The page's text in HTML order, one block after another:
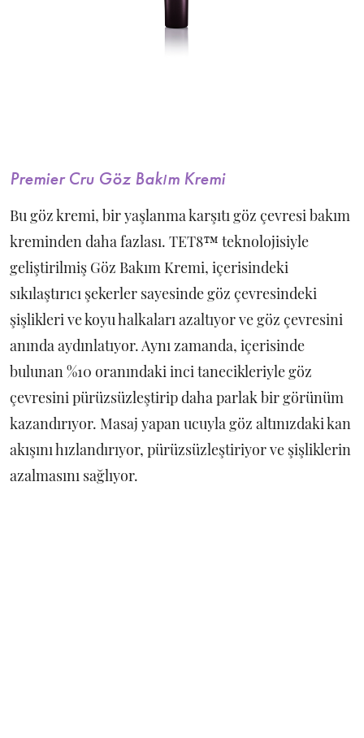
Premier Cru Göz Bakım Kremi
Bu göz kremi, bir yaşlanma karşıtı göz çevresi bakım
kreminden daha fazlası. TET8™ teknolojisiyle
geliştirilmiş Göz Bakım Kremi, içerisindeki
sıkılaştırıcı şekerler sayesinde göz çevresindeki
şişlikleri ve koyu halkaları azaltıyor ve göz çevresini
anında aydınlatıyor. Aynı zamanda, içerisinde
bulunan %10 oranındaki inci tanecikleriyle göz
çevresini pürüzsüzleştirip daha parlak bir görünüm
kazandırıyor. Masaj yapan ucuyla göz altınızdaki kan
akışını hızlandırıyor, pürüzsüzleştiriyor ve şişliklerin
azalmasını sağlıyor.